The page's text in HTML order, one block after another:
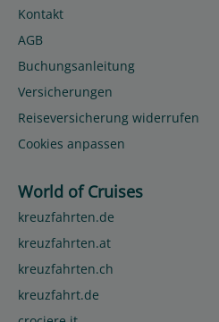
Kontakt
AGB
Buchungsanleitung
Versicherungen
Reiseversicherung widerrufen
Cookies anpassen
World of Cruises
kreuzfahrten.de
kreuzfahrten.at
kreuzfahrten.ch
kreuzfahrt.de